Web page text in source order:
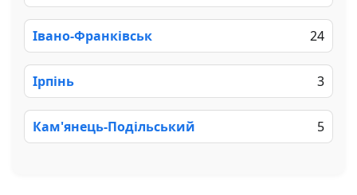
Івано-Франківськ 24
Ірпінь 3
Кам'янець-Подільський 5